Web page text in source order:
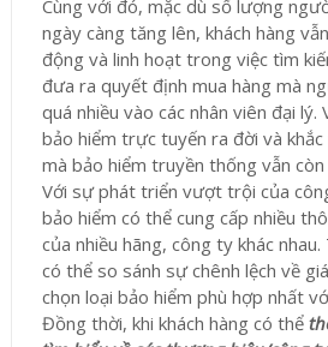
Cùng với đó, mặc dù số lượng
ngày càng tăng lên, khách hàng
động và linh hoạt trong việc tìm
đưa ra quyết định mua hàng mà
quá nhiều vào các nhân viên đại lý.
bảo hiểm trực tuyến ra đời và
mà bảo hiểm truyền thống vẫn
Với sự phát triển vượt trội của
bảo hiểm có thể cung cấp nhiều
của nhiều hãng, công ty khác
có thể so sánh sự chênh lệch về
chọn loại bảo hiểm phù hợp nhất
Đồng thời, khi khách hàng có thể